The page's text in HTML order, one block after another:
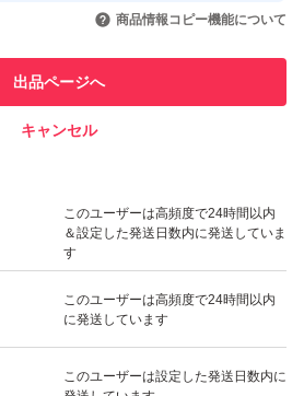
引を完了させた実績があります
での取引実績があります
このユーザーは高頻度で24時間以内
＆設定した発送日数内に発送していま
す
このユーザーは高頻度で24時間以内
に発送しています
このユーザーは設定した発送日数内に
商品情報コピー機能について
出品ページへ
キャンセル
いいね！
1,000